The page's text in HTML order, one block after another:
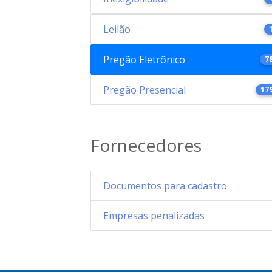
Leilão 1
Pregão Eletrônico
Pregão Presencial
Fornecedores
Documentos para cadastro
Empresas penalizadas